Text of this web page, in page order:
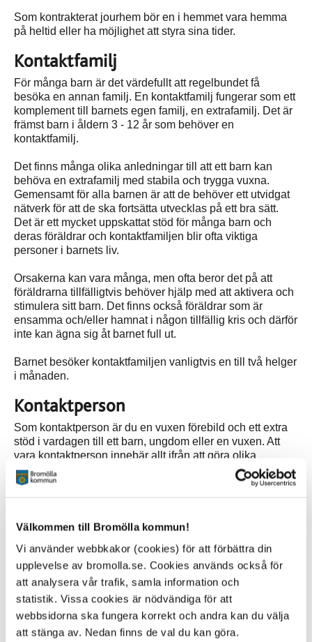
Välkommen till Bromölla kommun!
Vi använder webbkakor (cookies) för att förbättra din
upplevelse av bromolla.se. Cookies används också för
att analysera vår trafik, samla information och
statistik. Vissa cookies är nödvändiga för att
webbsidorna ska fungera korrekt och andra kan du välja
att stänga av. Nedan finns de val du kan göra.
Som kontrakterat jourhem bör en i hemmet vara hemma
på heltid eller ha möjlighet att styra sina tider.
Kontaktfamilj
För många barn är det värdefullt att regelbundet få
besöka en annan familj. En kontaktfamilj fungerar som ett
komplement till barnets egen familj, en extrafamilj. Det är
främst barn i åldern 3 - 12 år som behöver en
kontaktfamilj.
Det finns många olika anledningar till att ett barn kan
behöva en extrafamilj med stabila och trygga vuxna.
Gemensamt för alla barnen är att de behöver ett utvidgat
nätverk för att de ska fortsätta utvecklas på ett bra sätt.
Det är ett mycket uppskattat stöd för många barn och
deras föräldrar och kontaktfamiljen blir ofta viktiga
personer i barnets liv.
Orsakerna kan vara många, men ofta beror det på att
föräldrarna tillfälligtvis behöver hjälp med att aktivera och
stimulera sitt barn. Det finns också föräldrar som är
ensamma och/eller hamnat i någon tillfällig kris och därför
inte kan ägna sig åt barnet full ut.
Barnet besöker kontaktfamiljen vanligtvis en till två helger
i månaden.
Kontaktperson
Som kontaktperson är du en vuxen förebild och ett extra
stöd i vardagen till ett barn, ungdom eller en vuxen. Att
vara kontaktperson innebär allt ifrån att göra olika
aktiviteter till att vara ett stöd och en vuxen att prata med.
stabil livssituation.
Avtal/ersättning
Att vara familjehem, jourhem, kontaktfamilj eller
kontaktperson är att ha ett uppdrag från Bromölla
kommun och likställs inte med en anställning. Beroende
på vilket uppdrag så ser den ekonomiska ersättningen
(arvode) olika ut. Omkostnadsersättning utgår också,